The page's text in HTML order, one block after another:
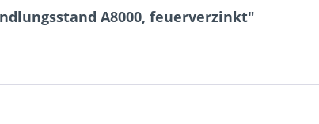
A8000, feuerverzinkt"